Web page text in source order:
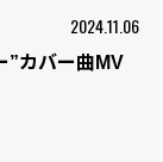
2024.11.06
”カバー曲MV